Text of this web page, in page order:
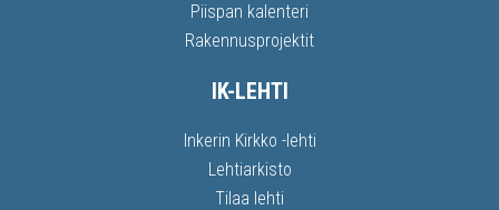
Piispan kalenteri
Rakennusprojektit
IK-LEHTI
Inkerin Kirkko -lehti
Lehtiarkisto
Tilaa lehti